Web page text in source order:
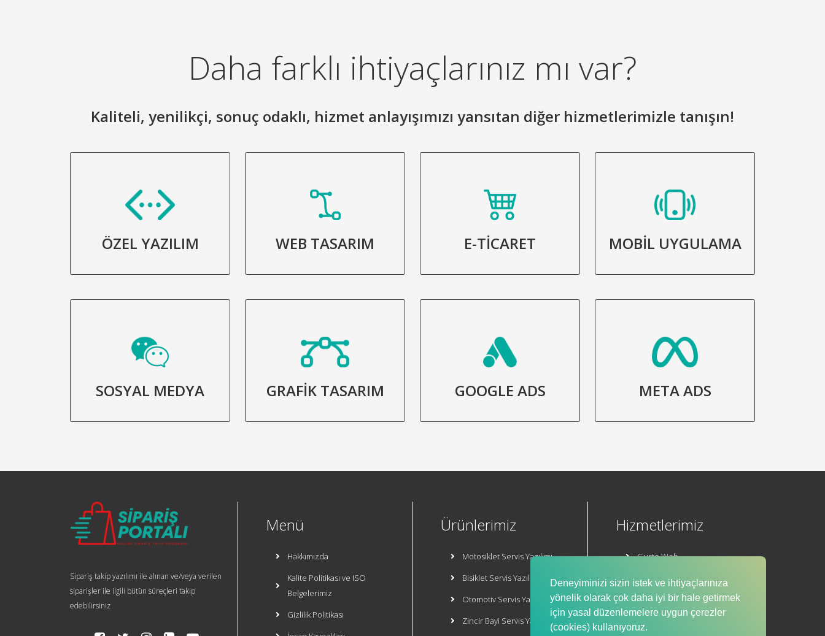
Daha farklı ihtiyaçlarınız mı var?
Kaliteli, yenilikçi, sonuç odaklı, hizmet anlayışımızı yansıtan diğer hizmetlerimizle tanışın!
ÖZEL YAZILIM WEB TASARIM E-TİCARET MOBİL UYGULAMA
SOSYAL MEDYA GRAFİK TASARIM GOOGLE ADS META ADS
Sipariş takip yazılımı ile alınan ve/veya verilen
siparişler ile ilgili bütün süreçleri takip
edebilirsiniz
Menü
Hakkımızda
Kalite Politikası ve ISO
Belgelerimiz
Gizlilik Politikası
Ürünlerimiz
Motosiklet Servis Yazılımı
Bisiklet Servis Yazılımı
Otomotiv Servis Yazılımı
Zincir Bayi Servis Yazılımı
Hizmetlerimiz
Gusto Web
Gusto E-Ticaret
Mobil Uygulama
Deneyiminizi sizin istek ve ihtiyaçlarınıza
yönelik olarak çok daha iyi bir hale getirmek
için yasal düzenlemelere uygun çerezler
(cookies) kullanıyoruz.